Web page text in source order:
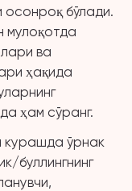
осонроқ бўлади.
мулоқотда
ва
ҳақида
ҳам сўранг.
курашда ўрнак
буллингнинг